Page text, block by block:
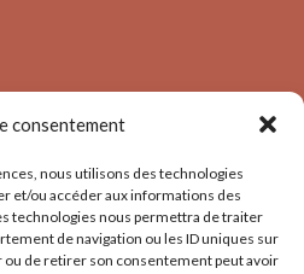
consentement
nous utilisons des technologies
et/ou accéder aux informations des
technologies nous permettra de traiter
de navigation ou les ID uniques sur
ou de retirer son consentement peut avoir